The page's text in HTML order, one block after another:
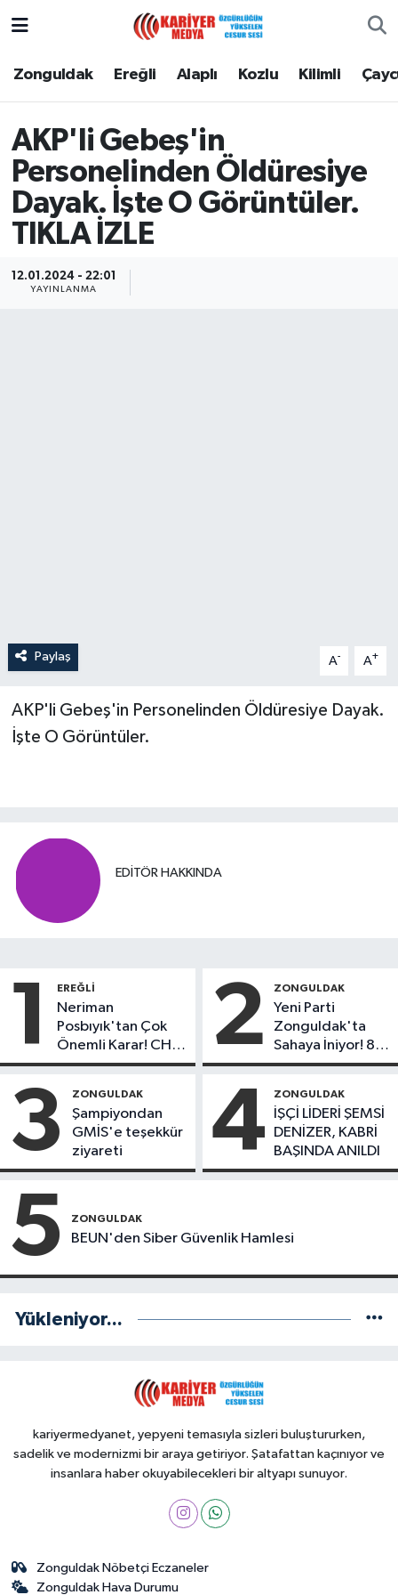
Zonguldak Ereğli Alaplı Kozlu Kilimli
AKP'li Gebeş'in
Personelinden Öldüresiye
Dayak. İşte O Görüntüler.
TIKLA İZLE
12.01.2024 - 22:01
YAYINLANMA
Paylaş A- A+
AKP'li Gebeş'in Personelinden Öldüresiye Dayak.
İşte O Görüntüler.
EDITÖR HAKKINDA
1 EREĞLI
Neriman
Posbıyık'tan Çok
Önemli Karar! CHP
mi Yeni Parti mi?
2 ZONGULDAK
Yeni Parti
Zonguldak'ta
Sahaya İniyor! 8
İlçede Kurucu
Başladı
3 ZONGULDAK
Şampiyondan
GMİS'e teşekkür
ziyareti
4 ZONGULDAK
İŞÇİ LİDERİ ŞEMSİ
DENİZER, KABRİ
BAŞINDA ANILDI
5 ZONGULDAK
BEUN'den Siber Güvenlik Hamlesi
Yükleniyor...
kariyermedyanet, yepyeni temasıyla sizleri buluştururken,
sadelik ve modernizmi bir araya getiriyor. Şatafattan kaçınıyor ve
insanlara haber okuyabilecekleri bir altyapı sunuyor.
Zonguldak Nöbetçi Eczaneler
Zonguldak Hava Durumu
Zonguldak
Kozlu
Kilimli
Çaycuma
Zonguldak Nöbetçi Eczaneler
Zonguldak Namaz Vakitleri
Zonguldak Trafik Yoğunluk Haritası
Puan Durumu ve Fikstür
Tüm Manşetler